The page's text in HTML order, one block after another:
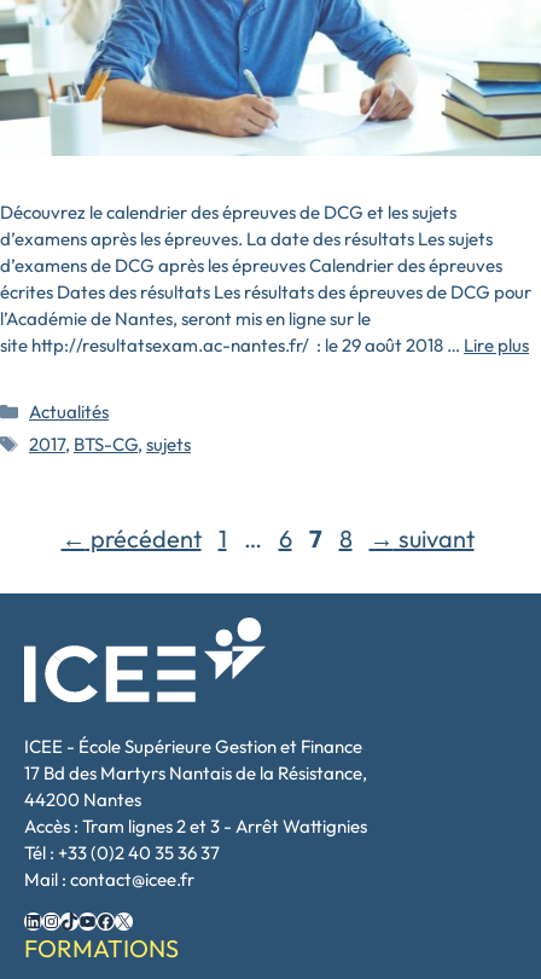
Découvrez le calendrier des épreuves de DCG et les sujets
d’examens après les épreuves. La date des résultats Les sujets
d’examens de DCG après les épreuves Calendrier des épreuves
écrites Dates des résultats Les résultats des épreuves de DCG pour
l’Académie de Nantes, seront mis en ligne sur le
site http://resultatsexam.ac-nantes.fr/ : le 29 août 2018 … Lire plus
Catégories
Actualités
Étiquettes
2017, BTS-CG, sujets
← précédent Page
1 … Page
6 Page
7 Page
8 → suivant
ICEE - École Supérieure Gestion et Finance
17 Bd des Martyrs Nantais de la Résistance,
44200 Nantes
Accès : Tram lignes 2 et 3 - Arrêt Wattignies
Tél : +33 (0)2 40 35 36 37
Mail : contact@icee.fr
LinkedIn
Instagram
TikTok
YouTube
Facebook
X
FORMATIONS